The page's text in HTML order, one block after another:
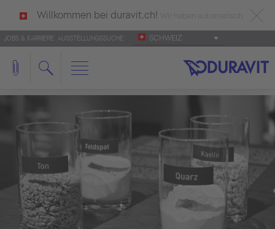
Willkommen bei duravit.ch!
deutsch als Ihre Sprache erkannt.
Français Italiano
JOBS & KARRIERE AUSSTELLUNGSSUCHE SCHWEIZ